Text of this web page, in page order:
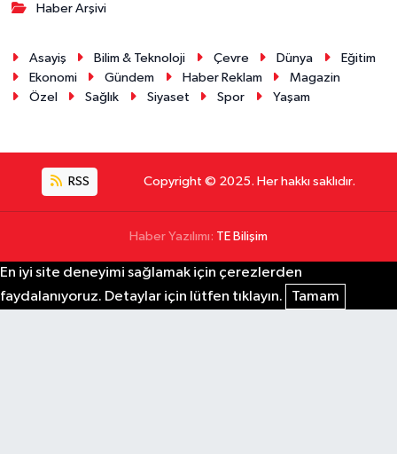
Haber Arşivi
Asayiş Bilim & Teknoloji Çevre Dünya
Eğitim
Ekonomi
Gündem Haber Reklam
Magazin
Özel
Sağlık Siyaset Spor Yaşam
RSS Copyright © 2025. Her hakkı saklıdır.
Haber Yazılımı: TE Bilişim
En iyi site deneyimi sağlamak için çerezlerden
faydalanıyoruz. Detaylar için lütfen tıklayın.
Tamam